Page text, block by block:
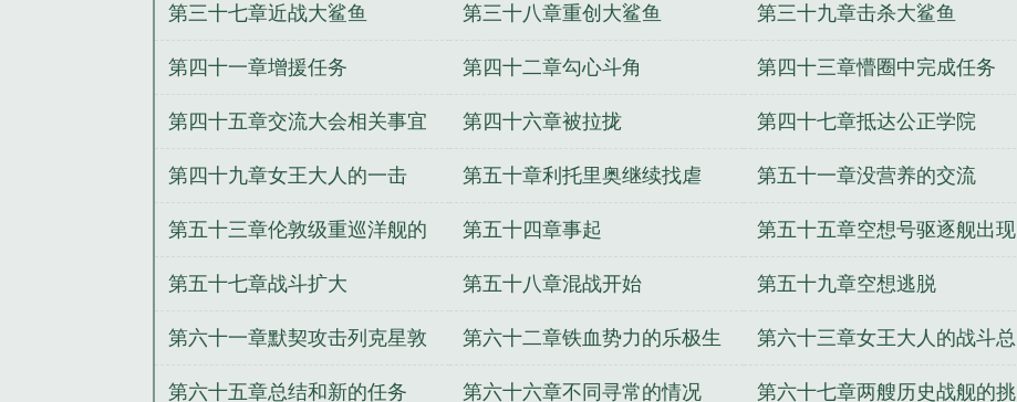
第三十七章近战大鲨鱼 第三十八章重创大鲨鱼 第三十九章击杀大鲨鱼
第四十一章增援任务 第四十二章勾心斗角 第四十三章懵圈中完成任务
第四十五章交流大会相关事宜 第四十六章被拉拢 第四十七章抵达公正学院
第四十九章女王大人的一击 第五十章利托里奥继续找虐 第五十一章没营养的交流
第五十三章伦敦级重巡洋舰的
合体能力
第五十四章事起 第五十五章空想号驱逐舰出现
第五十七章战斗扩大 第五十八章混战开始 第五十九章空想逃脱
第六十一章默契攻击列克星敦 第六十二章铁血势力的乐极生
悲
第六十三章女王大人的战斗总
结
第六十五章总结和新的任务 第六十六章不同寻常的情况 第六十七章两艘历史战舰的挑